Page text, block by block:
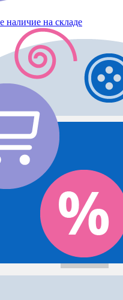
наличие на складе